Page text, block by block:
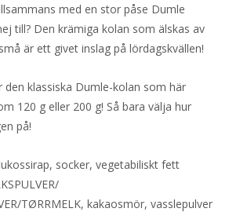
med en stor påse Dumle
till? Den krämiga kolan som älskas av
är ett givet inslag på lördagskvällen!
den klassiska Dumle-kolan som här
120 g eller 200 g! Så bara välja hur
på!
socker, vegetabiliskt fett
TØRRMELK, kakaosmör, vasslepulver